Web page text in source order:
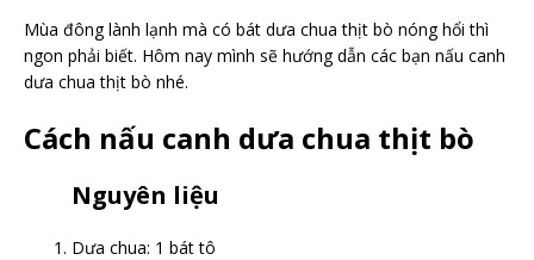
Mùa đông lành lạnh mà có bát dưa chua thịt bò nóng hổi thì
ngon phải biết. Hôm nay mình sẽ hướng dẫn các bạn nấu canh
dưa chua thịt bò nhé.
Cách nấu canh dưa chua thịt bò
Nguyên liệu
Dưa chua: 1 bát tô